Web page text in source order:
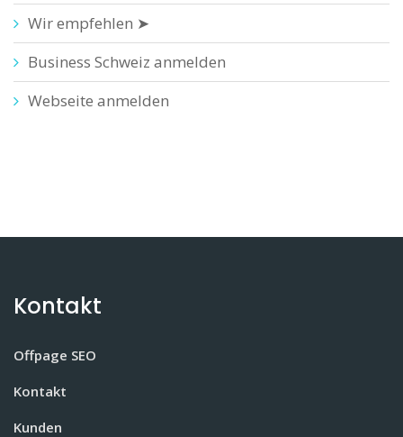
Wir empfehlen ➤
Business Schweiz anmelden
Webseite anmelden
Kontakt
Offpage SEO
Kontakt
Kunden